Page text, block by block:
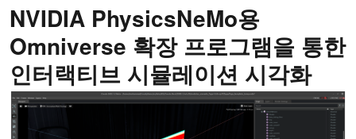
NVIDIA PhysicsNeMo용
Omniverse 확장 프로그램을 통한
인터랙티브 시뮬레이션 시각화